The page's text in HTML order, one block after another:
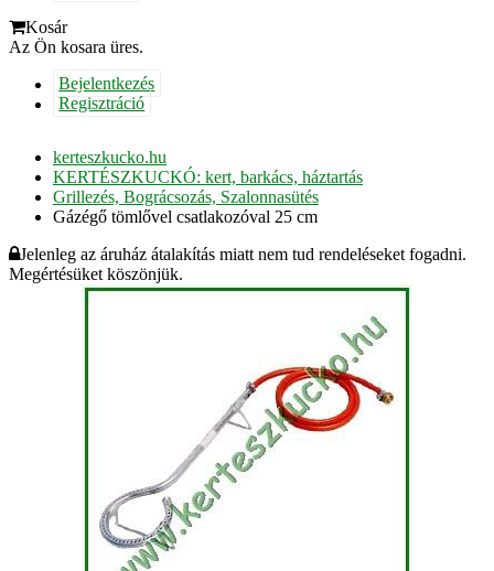
Kosár
Az Ön kosara üres.
Bejelentkezés
Regisztráció
kerteszkucko.hu
KERTÉSZKUCKÓ: kert, barkács, háztartás
Grillezés, Bográcsozás, Szalonnasütés
Gázégő tömlővel csatlakozóval 25 cm
Jelenleg az áruház átalakítás miatt nem tud rendeléseket fogadni.
Megértésüket köszönjük.